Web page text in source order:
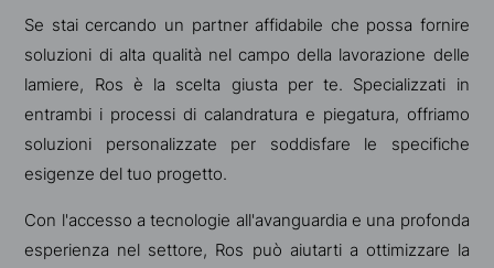
Se stai cercando un partner affidabile che possa fornire
soluzioni di alta qualità nel campo della lavorazione delle
lamiere, Ros è la scelta giusta per te. Specializzati in
entrambi i processi di calandratura e piegatura, offriamo
soluzioni personalizzate per soddisfare le specifiche
esigenze del tuo progetto.
Con l'accesso a tecnologie all'avanguardia e una profonda
esperienza nel settore, Ros può aiutarti a ottimizzare la